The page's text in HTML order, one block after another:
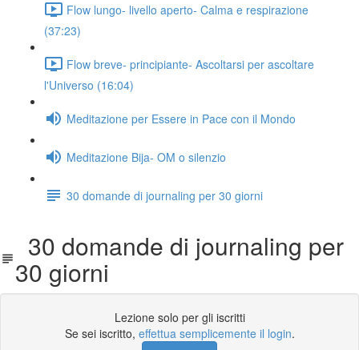
Flow lungo- livello aperto- Calma e respirazione
(37:23)
Flow breve- principiante- Ascoltarsi per ascoltare
l'Universo (16:04)
Meditazione per Essere in Pace con il Mondo
Meditazione Bija- OM o silenzio
30 domande di journaling per 30 giorni
30 domande di journaling per
30 giorni
Lezione solo per gli iscritti
Se sei iscritto, effettua semplicemente il login.